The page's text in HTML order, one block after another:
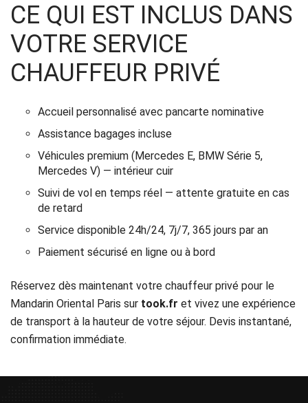
CE QUI EST INCLUS DANS
VOTRE SERVICE
CHAUFFEUR PRIVÉ
Accueil personnalisé avec pancarte nominative
Assistance bagages incluse
Véhicules premium (Mercedes E, BMW Série 5,
Mercedes V) — intérieur cuir
Suivi de vol en temps réel — attente gratuite en cas
de retard
Service disponible 24h/24, 7j/7, 365 jours par an
Paiement sécurisé en ligne ou à bord
Réservez dès maintenant votre chauffeur privé pour le
Mandarin Oriental Paris sur took.fr et vivez une expérience
de transport à la hauteur de votre séjour. Devis instantané,
confirmation immédiate.